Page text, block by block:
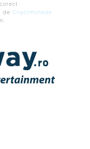
de Criptomonede